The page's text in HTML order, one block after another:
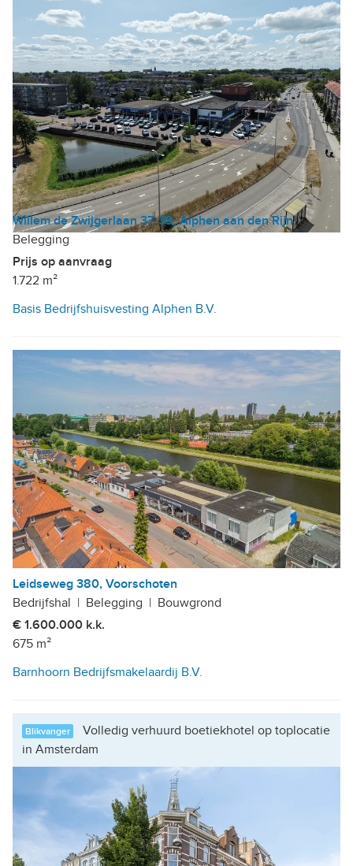
Willem de Zwijgerlaan 37-39, Alphen aan den Rijn
Belegging
Prijs op aanvraag
1.722 m²
Basis Bedrijfshuisvesting Alphen B.V.
Leidseweg 380, Voorschoten
Bedrijfshal | Belegging | Bouwgrond
€ 1.600.000 k.k.
675 m²
Barnhoorn Bedrijfsmakelaardij B.V.
Blikvanger
Volledig verhuurd boetiekhotel op toplocatie
in Amsterdam